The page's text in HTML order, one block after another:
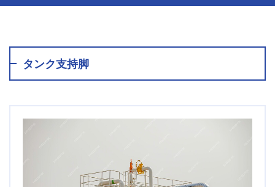
タンク支持脚